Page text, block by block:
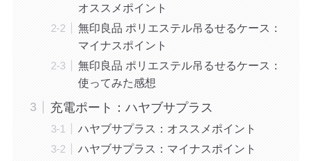
オススメポイント
無印良品 ポリエステル吊るせるケース：
マイナスポイント
無印良品 ポリエステル吊るせるケース：
使ってみた感想
充電ポート：ハヤブサプラス
ハヤブサプラス：オススメポイント
ハヤブサプラス：マイナスポイント